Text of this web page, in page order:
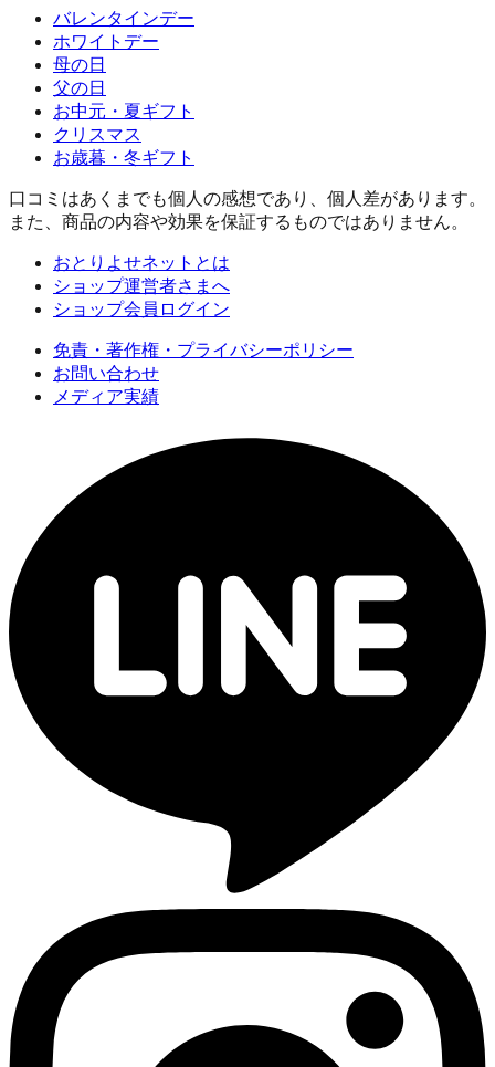
バレンタインデー
ホワイトデー
母の日
父の日
お中元・夏ギフト
クリスマス
お歳暮・冬ギフト
口コミはあくまでも個人の感想であり、個人差があります。
また、商品の内容や効果を保証するものではありません。
おとりよせネットとは
ショップ運営者さまへ
ショップ会員ログイン
免責・著作権・プライバシーポリシー
お問い合わせ
メディア実績